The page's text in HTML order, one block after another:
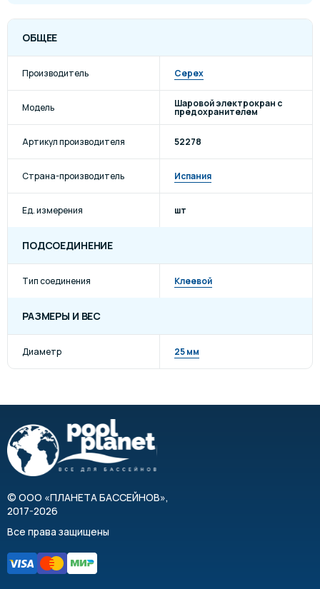
ОБЩЕЕ
Производитель Cepex
Модель Шаровой электрокран с
предохранителем
Артикул производителя 52278
Страна-производитель Испания
Ед. измерения шт
ПОДСОЕДИНЕНИЕ
Тип соединения Клеевой
РАЗМЕРЫ И ВЕС
Диаметр 25 мм
© ООО «ПЛАНЕТА БАССЕЙНОВ»,
2017-2026
Все права защищены